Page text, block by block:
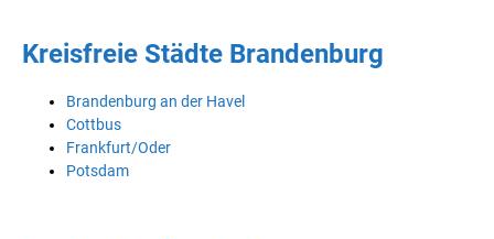
Kreisfreie Städte Brandenburg
Brandenburg an der Havel
Cottbus
Frankfurt/Oder
Potsdam